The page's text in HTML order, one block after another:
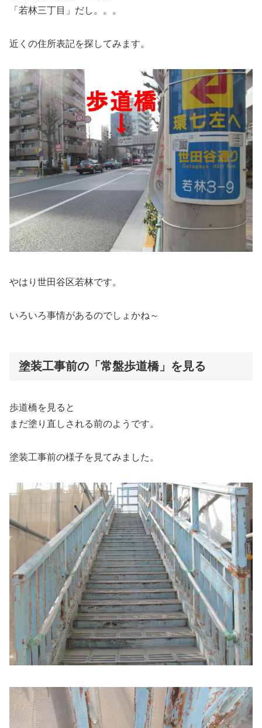
「若林三丁目」だし。。。
近くの住所表記を探してみます。
やはり世田谷区若林です。
いろいろ事情があるのでしょかね～
塗装工事前の「常盤歩道橋」を見る
歩道橋を見ると
まだ塗り直しされる前のようです。
塗装工事前の様子を見てみました。